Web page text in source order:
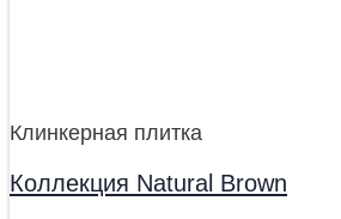
Клинкерная плитка
Коллекция Natural Brown